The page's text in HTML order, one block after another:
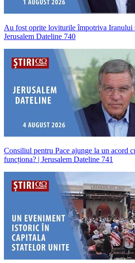
Au fost oprite loviturile împotriva Iranului
Jerusalem Dateline 740
Consiliul pentru Pace ajunge la un acord
funcționa? | Jerusalem Dateline 741